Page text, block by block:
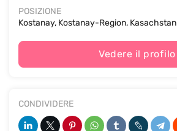
POSIZIONE
Kostanay, Kostanay-Region, Kasachstan
Vedere il profilo
CONDIVIDERE